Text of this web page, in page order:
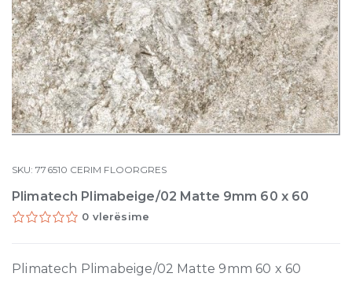
SKU:776510 CERIM FLOORGRES
Plimatech Plimabeige/02 Matte 9mm 60 x 60
0 vlerësime
Plimatech Plimabeige/02 Matte 9mm 60 x 60